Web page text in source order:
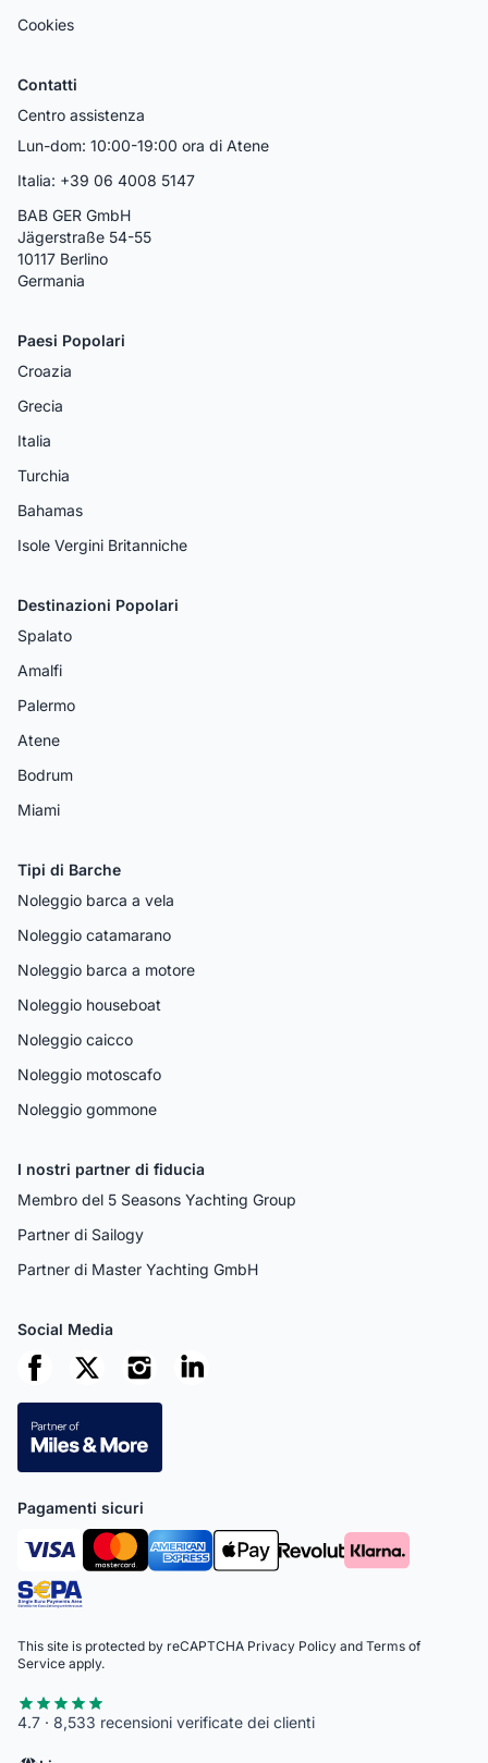
Cookies
Contatti
Centro assistenza
Lun-dom: 10:00-19:00 ora di Atene
Italia: +39 06 4008 5147
BAB GER GmbH
Jägerstraße 54-55
10117 Berlino
Germania
Paesi Popolari
Croazia
Grecia
Italia
Turchia
Bahamas
Isole Vergini Britanniche
Destinazioni Popolari
Spalato
Amalfi
Palermo
Atene
Bodrum
Miami
Tipi di Barche
Noleggio barca a vela
Noleggio catamarano
Noleggio barca a motore
Noleggio houseboat
Noleggio caicco
Noleggio motoscafo
Noleggio gommone
I nostri partner di fiducia
Membro del 5 Seasons Yachting Group
Partner di Sailogy
Partner di Master Yachting GmbH
Social Media
Pagamenti sicuri
This site is protected by reCAPTCHA Privacy Policy and Terms of
Service apply.
4.7 · 8,533 recensioni verificate dei clienti